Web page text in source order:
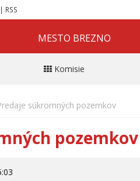
| RSS
MESTO BREZNO
Komisie
súkromných pozemkov
pozemkov